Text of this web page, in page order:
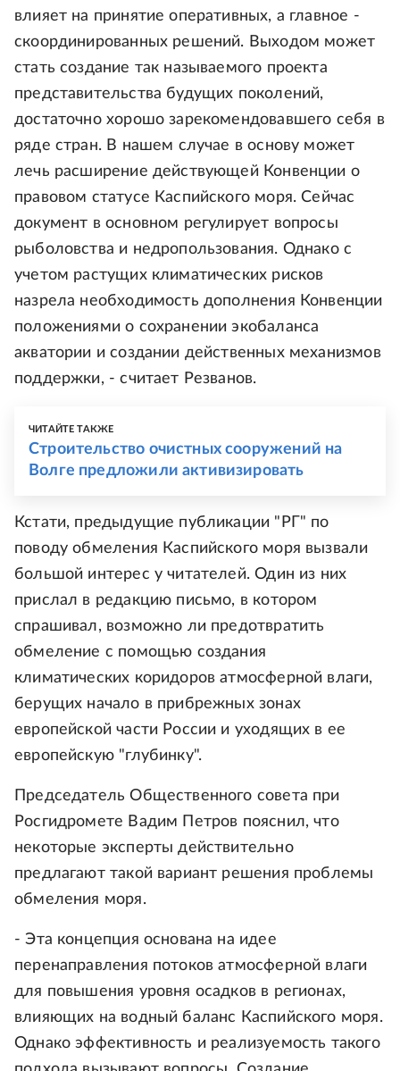
влияет на принятие оперативных, а главное -
скоординированных решений. Выходом может
стать создание так называемого проекта
представительства будущих поколений,
достаточно хорошо зарекомендовавшего себя в
ряде стран. В нашем случае в основу может
лечь расширение действующей Конвенции о
правовом статусе Каспийского моря. Сейчас
документ в основном регулирует вопросы
рыболовства и недропользования. Однако с
учетом растущих климатических рисков
назрела необходимость дополнения Конвенции
положениями о сохранении экобаланса
акватории и создании действенных механизмов
поддержки, - считает Резванов.
ЧИТАЙТЕ ТАКЖЕ
Строительство очистных сооружений на
Волге предложили активизировать
Кстати, предыдущие публикации "РГ" по
поводу обмеления Каспийского моря вызвали
большой интерес у читателей. Один из них
прислал в редакцию письмо, в котором
спрашивал, возможно ли предотвратить
обмеление с помощью создания
климатических коридоров атмосферной влаги,
берущих начало в прибрежных зонах
европейской части России и уходящих в ее
европейскую "глубинку".
Председатель Общественного совета при
Росгидромете Вадим Петров пояснил, что
некоторые эксперты действительно
предлагают такой вариант решения проблемы
обмеления моря.
- Эта концепция основана на идее
перенаправления потоков атмосферной влаги
для повышения уровня осадков в регионах,
влияющих на водный баланс Каспийского моря.
Однако эффективность и реализуемость такого